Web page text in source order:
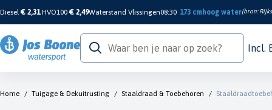
Diesel€ 2,31 HVO100 € 2,49Waterstand Vlissingen08:30 173 cm hoog water(bron:
Incl.
Home / Tuigage & Dekuitrusting / Staaldraad & Toebehoren /